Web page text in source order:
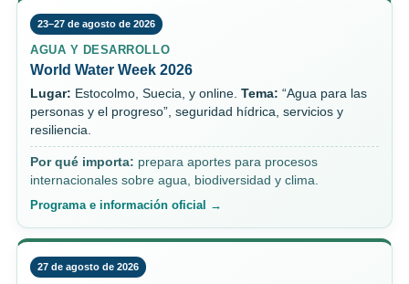
23–27 de agosto de 2026
AGUA Y DESARROLLO
World Water Week 2026
Lugar: Estocolmo, Suecia, y online. Tema: “Agua para las
personas y el progreso”, seguridad hídrica, servicios y
resiliencia.
Por qué importa: prepara aportes para procesos
internacionales sobre agua, biodiversidad y clima.
Programa e información oficial →
27 de agosto de 2026